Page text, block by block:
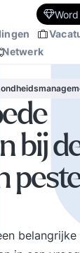
Netwerk
bij